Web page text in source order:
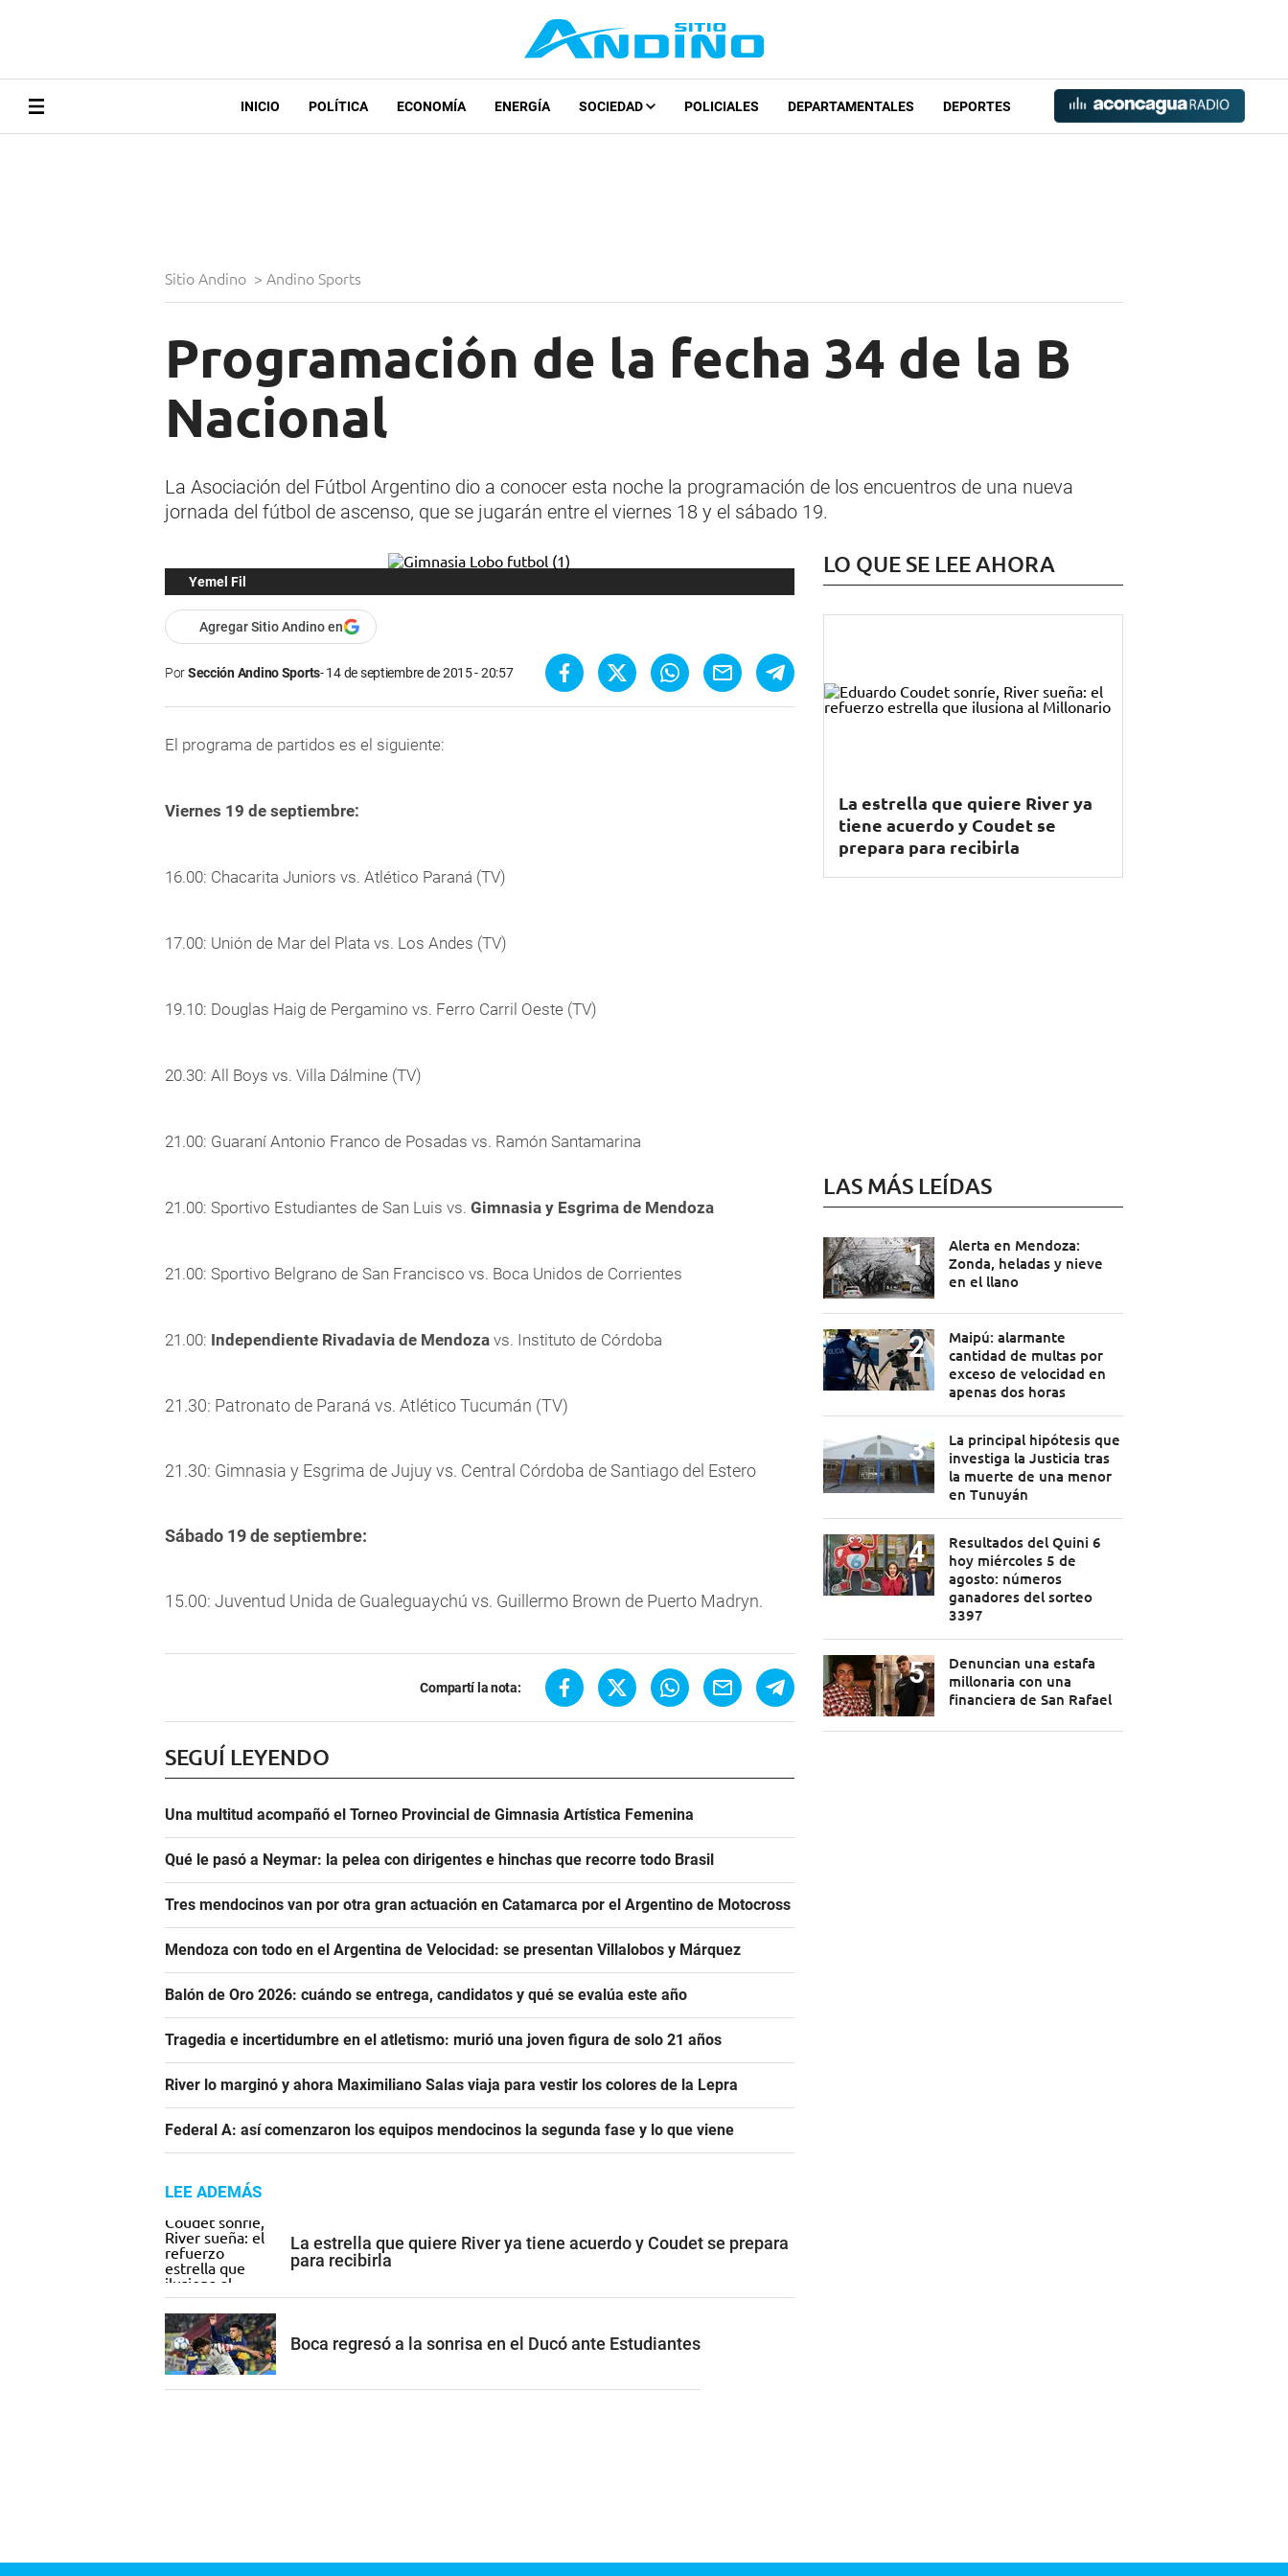
INICIO POLÍTICA ECONOMÍA ENERGÍA SOCIEDAD POLICIALES DEPARTAMENTALES DEPORTES
Sitio Andino > Andino Sports
Programación de la fecha 34 de la B
Nacional
La Asociación del Fútbol Argentino dio a conocer esta noche la programación de los encuentros de una nueva
jornada del fútbol de ascenso, que se jugarán entre el viernes 18 y el sábado 19.
Yemel Fil
Agregar Sitio Andino en
PorSección Andino Sports 14 de septiembre de 2015 - 20:57
El programa de partidos es el siguiente:
Viernes 19 de septiembre:
16.00: Chacarita Juniors vs. Atlético Paraná (TV)
17.00: Unión de Mar del Plata vs. Los Andes (TV)
19.10: Douglas Haig de Pergamino vs. Ferro Carril Oeste (TV)
20.30: All Boys vs. Villa Dálmine (TV)
21.00: Guaraní Antonio Franco de Posadas vs. Ramón Santamarina
21.00: Sportivo Estudiantes de San Luis vs. Gimnasia y Esgrima de Mendoza
21.00: Sportivo Belgrano de San Francisco vs. Boca Unidos de Corrientes
21.00: Independiente Rivadavia de Mendoza vs. Instituto de Córdoba
21.30: Patronato de Paraná vs. Atlético Tucumán (TV)
21.30: Gimnasia y Esgrima de Jujuy vs. Central Córdoba de Santiago del Estero
Sábado 19 de septiembre:
15.00: Juventud Unida de Gualeguaychú vs. Guillermo Brown de Puerto Madryn.
Compartí la nota:
SEGUÍ LEYENDO
Una multitud acompañó el Torneo Provincial de Gimnasia Artística Femenina
Qué le pasó a Neymar: la pelea con dirigentes e hinchas que recorre todo Brasil
Tres mendocinos van por otra gran actuación en Catamarca por el Argentino de Motocross
Mendoza con todo en el Argentina de Velocidad: se presentan Villalobos y Márquez
Balón de Oro 2026: cuándo se entrega, candidatos y qué se evalúa este año
Tragedia e incertidumbre en el atletismo: murió una joven figura de solo 21 años
River lo marginó y ahora Maximiliano Salas viaja para vestir los colores de la Lepra
Federal A: así comenzaron los equipos mendocinos la segunda fase y lo que viene
LEE ADEMÁS
La estrella que quiere River ya tiene acuerdo y Coudet se prepara
para recibirla
Boca regresó a la sonrisa en el Ducó ante Estudiantes
LO QUE SE LEE AHORA
La estrella que quiere River ya
tiene acuerdo y Coudet se
prepara para recibirla
LAS MÁS LEÍDAS
Alerta en Mendoza:
Zonda, heladas y nieve
en el llano
Maipú: alarmante
cantidad de multas por
exceso de velocidad en
apenas dos horas
La principal hipótesis que
investiga la Justicia tras
la muerte de una menor
en Tunuyán
Resultados del Quini 6
hoy miércoles 5 de
agosto: números
ganadores del sorteo
3397
Denuncian una estafa
millonaria con una
financiera de San Rafael